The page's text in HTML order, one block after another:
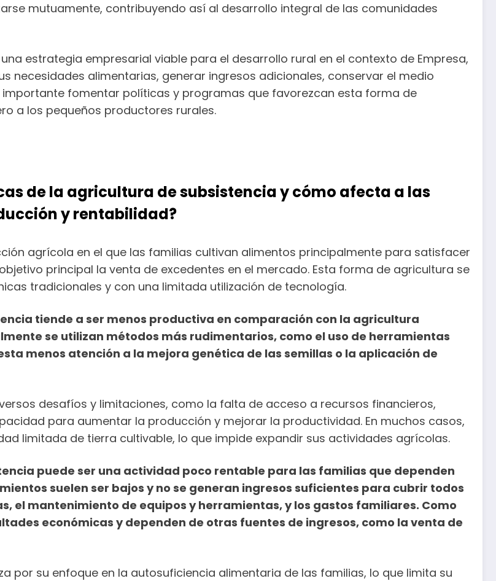
mutuamente, contribuyendo así al desarrollo integral de las comunidades
estrategia empresarial viable para el desarrollo rural en el contexto de Empresa,
necesidades alimentarias, generar ingresos adicionales, conservar el medio
fomentar políticas y programas que favorezcan esta forma de
a los pequeños productores rurales.
de la agricultura de subsistencia y cómo afecta a las
y rentabilidad?
agrícola en el que las familias cultivan alimentos principalmente para satisfacer
principal la venta de excedentes en el mercado. Esta forma de agricultura se
tradicionales y con una limitada utilización de tecnología.
tiende a ser menos productiva en comparación con la agricultura
se utilizan métodos más rudimentarios, como el uso de herramientas
menos atención a la mejora genética de las semillas o la aplicación de
desafíos y limitaciones, como la falta de acceso a recursos financieros,
para aumentar la producción y mejorar la productividad. En muchos casos,
limitada de tierra cultivable, lo que impide expandir sus actividades agrícolas.
puede ser una actividad poco rentable para las familias que dependen
suelen ser bajos y no se generan ingresos suficientes para cubrir todos
el mantenimiento de equipos y herramientas, y los gastos familiares. Como
económicas y dependen de otras fuentes de ingresos, como la venta de
por su enfoque en la autosuficiencia alimentaria de las familias, lo que limita su